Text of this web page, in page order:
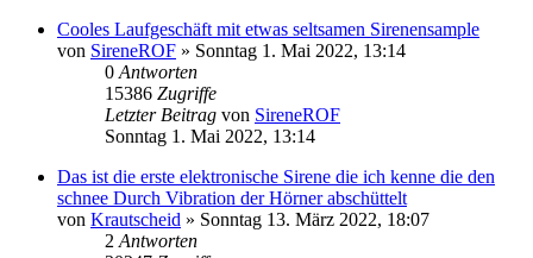
Cooles Laufgeschäft mit etwas seltsamen Sirenensample
von SireneROF » Sonntag 1. Mai 2022, 13:14
0 Antworten
15386 Zugriffe
Letzter Beitrag von SireneROF
Sonntag 1. Mai 2022, 13:14
Das ist die erste elektronische Sirene die ich kenne die den
schnee Durch Vibration der Hörner abschüttelt
von Krautscheid » Sonntag 13. März 2022, 18:07
2 Antworten